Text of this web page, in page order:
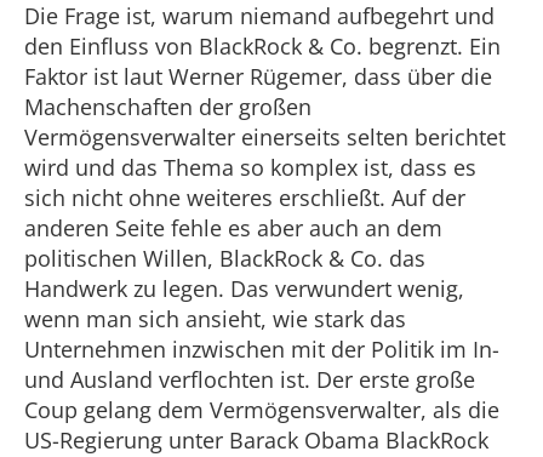
Die Frage ist, warum niemand aufbegehrt und
den Einfluss von BlackRock & Co. begrenzt. Ein
Faktor ist laut Werner Rügemer, dass über die
Machenschaften der großen
Vermögensverwalter einerseits selten berichtet
wird und das Thema so komplex ist, dass es
sich nicht ohne weiteres erschließt. Auf der
anderen Seite fehle es aber auch an dem
politischen Willen, BlackRock & Co. das
Handwerk zu legen. Das verwundert wenig,
wenn man sich ansieht, wie stark das
Unternehmen inzwischen mit der Politik im In-
und Ausland verflochten ist. Der erste große
Coup gelang dem Vermögensverwalter, als die
US-Regierung unter Barack Obama BlackRock